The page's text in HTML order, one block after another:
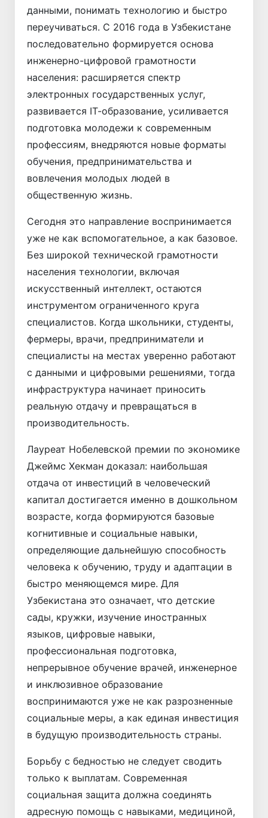
данными, понимать технологию и быстро
переучиваться. С 2016 года в Узбекистане
последовательно формируется основа
инженерно-цифровой грамотности
населения: расширяется спектр
электронных государственных услуг,
развивается IТ-образование, усиливается
подготовка молодежи к современным
профессиям, внедряются новые форматы
обучения, предпринимательства и
вовлечения молодых людей в
общественную жизнь.
Сегодня это направление воспринимается
уже не как вспомогательное, а как базовое.
Без широкой технической грамотности
населения технологии, включая
искусственный интеллект, остаются
инструментом ограниченного круга
специалистов. Когда школьники, студенты,
фермеры, врачи, предприниматели и
специалисты на местах уверенно работают
с данными и цифровыми решениями, тогда
инфраструктура начинает приносить
реальную отдачу и превращаться в
производительность.
Лауреат Нобелевской премии по экономике
Джеймс Хекман доказал: наибольшая
отдача от инвестиций в человеческий
капитал достигается именно в дошкольном
возрасте, когда формируются базовые
когнитивные и социальные навыки,
определяющие дальнейшую способность
человека к обучению, труду и адаптации в
быстро меняющемся мире. Для
Узбекистана это означает, что детские
сады, кружки, изучение иностранных
языков, цифровые навыки,
профессиональная подготовка,
непрерывное обучение врачей, инженерное
и инклюзивное образование
воспринимаются уже не как разрозненные
социальные меры, а как единая инвестиция
в будущую производительность страны.
Борьбу с бедностью не следует сводить
только к выплатам. Современная
социальная защита должна соединять
адресную помощь с навыками, медициной,